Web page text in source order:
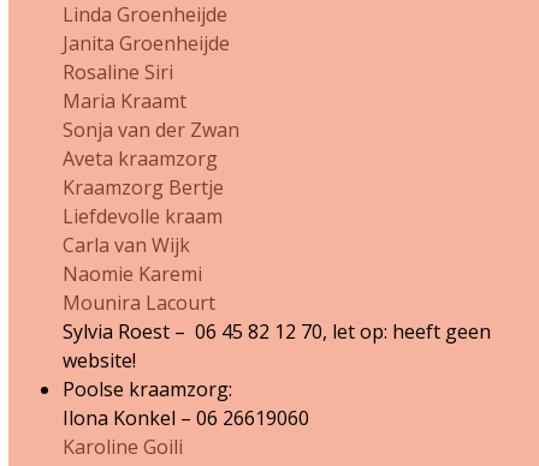
Linda Groenheijde
Janita Groenheijde
Rosaline Siri
Maria Kraamt
Sonja van der Zwan
Aveta kraamzorg
Kraamzorg Bertje
Liefdevolle kraam
Carla van Wijk
Naomie Karemi
Mounira Lacourt
Sylvia Roest – 06 45 82 12 70, let op: heeft geen
website!
Poolse kraamzorg:
Ilona Konkel – 06 26619060
Karoline Goili